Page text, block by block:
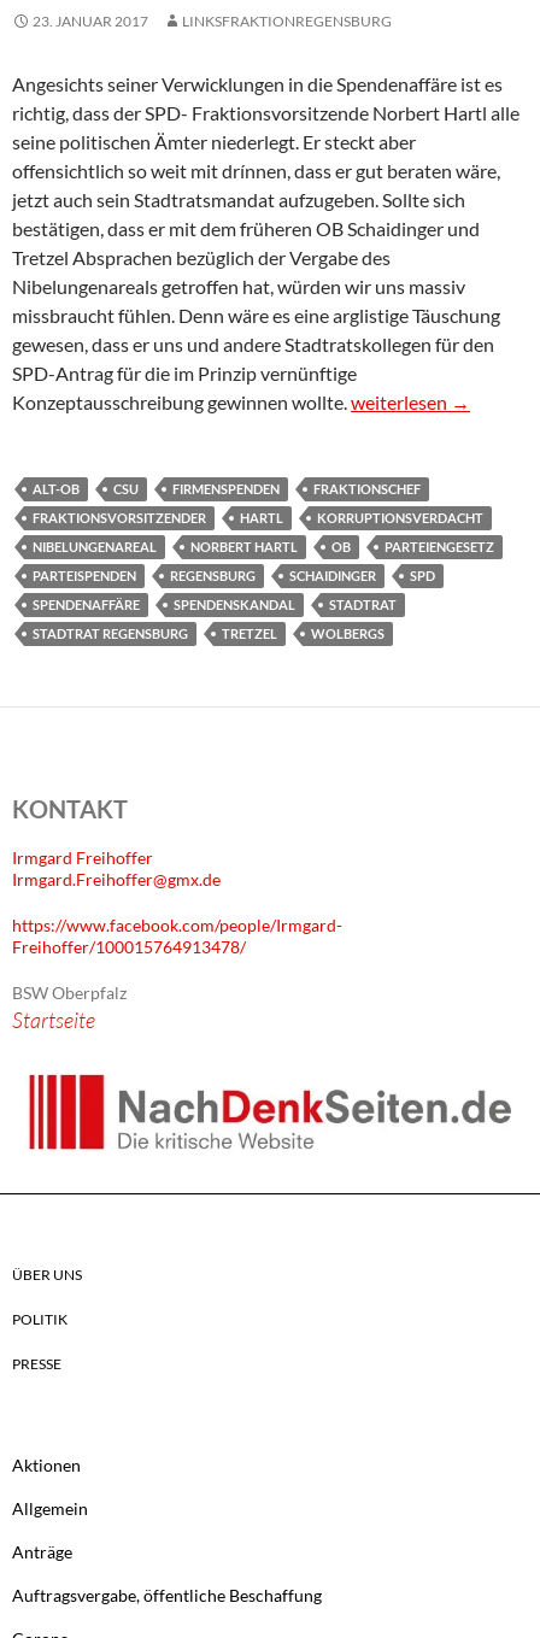
23. JANUAR 2017 LINKSFRAKTIONREGENSBURG
Angesichts seiner Verwicklungen in die Spendenaffäre ist es
richtig, dass der SPD- Fraktionsvorsitzende Norbert Hartl alle
seine politischen Ämter niederlegt. Er steckt aber
offensichtlich so weit mit drínnen, dass er gut beraten wäre,
jetzt auch sein Stadtratsmandat aufzugeben. Sollte sich
bestätigen, dass er mit dem früheren OB Schaidinger und
Tretzel Absprachen bezüglich der Vergabe des
Nibelungenareals getroffen hat, würden wir uns massiv
missbraucht fühlen. Denn wäre es eine arglistige Täuschung
gewesen, dass er uns und andere Stadtratskollegen für den
SPD-Antrag für die im Prinzip vernünftige
Konzeptausschreibung gewinnen wollte. PM 2 zum
weiterlesen →
ALT-OB CSU FIRMENSPENDEN
FRAKTIONSCHEF
FRAKTIONSVORSITZENDER
HARTL
KORRUPTIONSVERDACHT
NIBELUNGENAREAL
NORBERT HARTL OB
PARTEIENGESETZ
PARTEISPENDEN
REGENSBURG SCHAIDINGER
SPD
SPENDENAFFÄRE
SPENDENSKANDAL
STADTRAT
STADTRAT REGENSBURG
TRETZEL WOLBERGS
KONTAKT
Irmgard Freihoffer
Irmgard.Freihoffer@gmx.de
https://www.facebook.com/people/Irmgard-
Freihoffer/100015764913478/
BSW Oberpfalz
Startseite
ÜBER UNS
POLITIK
PRESSE
Aktionen
Allgemein
Anträge
Auftragsvergabe, öffentliche Beschaffung